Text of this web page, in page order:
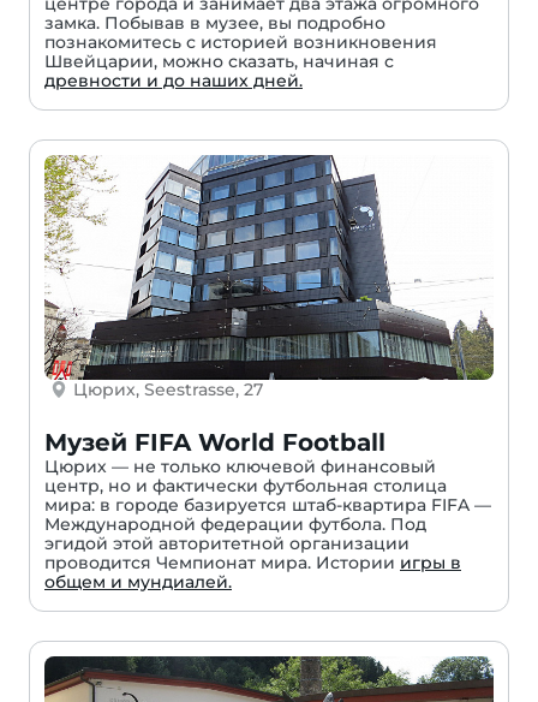
замка. Побывав в музее, вы подробно
познакомитесь с историей возникновения
Швейцарии, можно сказать, начиная с
древности и до наших дней.
Цюрих, Seestrasse, 27
Музей FIFA World Football
Цюрих — не только ключевой финансовый
центр, но и фактически футбольная столица
мира: в городе базируется штаб-квартира FIFA —
Международной федерации футбола. Под
эгидой этой авторитетной организации
проводится Чемпионат мира. Истории игры в
общем и мундиалей.